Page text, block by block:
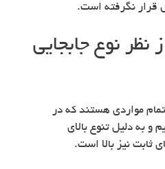
قرار نگرفته است.
نظر نوع جابجایی
مواردی هستند که در
به دلیل تنوع بالای
ثابت نیز بالا است.